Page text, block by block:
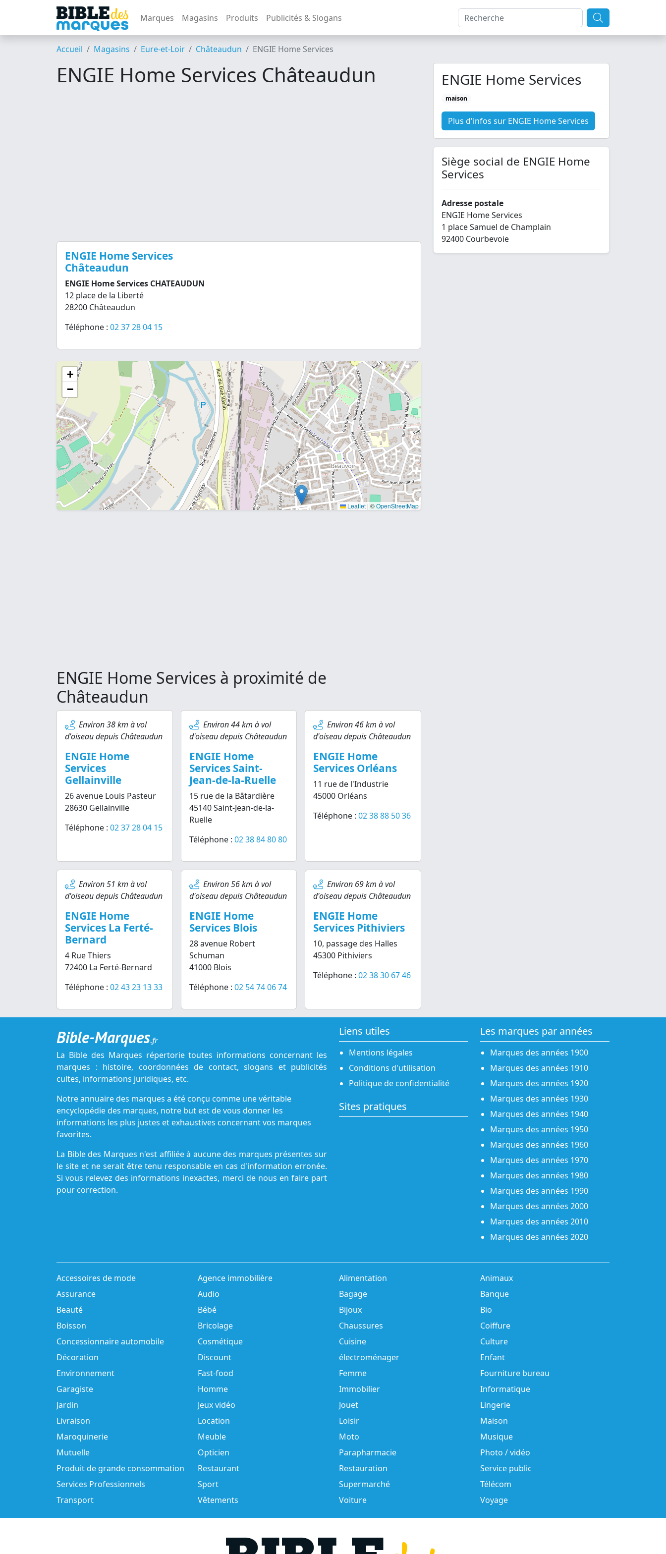
Marques Magasins Produits Publicités & Slogans
Accueil Magasins Eure-et-Loir Châteaudun ENGIE Home Services
ENGIE Home Services Châteaudun
ENGIE Home Services
Châteaudun
ENGIE Home Services CHATEAUDUN
12 place de la Liberté
28200 Châteaudun
Téléphone : 02 37 28 04 15
+
−
Leaflet | ©OpenStreetMap
ENGIE Home Services à proximité de
Châteaudun
Environ 38 km à vol
d'oiseau depuis Châteaudun
ENGIE Home
Services
Gellainville
26 avenue Louis Pasteur
28630 Gellainville
Téléphone : 02 37 28 04 15
Environ 44 km à vol
d'oiseau depuis Châteaudun
ENGIE Home
Services Saint-
Jean-de-la-Ruelle
15 rue de la Bâtardière
45140 Saint-Jean-de-la-
Ruelle
Téléphone : 02 38 84 80 80
Environ 46 km à vol
d'oiseau depuis Châteaudun
ENGIE Home
Services Orléans
11 rue de l'Industrie
45000 Orléans
Téléphone :02 38 88 50 36
Environ 51 km à vol
d'oiseau depuis Châteaudun
ENGIE Home
Services La Ferté-
Bernard
4 Rue Thiers
72400 La Ferté-Bernard
Téléphone : 02 43 23 13 33
Environ 56 km à vol
d'oiseau depuis Châteaudun
ENGIE Home
Services Blois
28 avenue Robert
Schuman
41000 Blois
Téléphone : 02 54 74 06 74
Environ 69 km à vol
d'oiseau depuis Châteaudun
ENGIE Home
Services Pithiviers
10, passage des Halles
45300 Pithiviers
Téléphone :02 38 30 67 46
ENGIE Home Services
maison
Plus d'infos sur ENGIE Home Services
Siège social de ENGIE Home
Services
Adresse postale
ENGIE Home Services
1 place Samuel de Champlain
92400 Courbevoie
Bible-Marques.fr
La Bible des Marques répertorie toutes informations concernant les
marques : histoire, coordonnées de contact, slogans et publicités
cultes, informations juridiques, etc.
Notre annuaire des marques a été conçu comme une véritable
encyclopédie des marques, notre but est de vous donner les
informations les plus justes et exhaustives concernant vos marques
favorites.
La Bible des Marques n'est affiliée à aucune des marques présentes sur
le site et ne serait être tenu responsable en cas d'information erronée.
Si vous relevez des informations inexactes, merci de nous en faire part
pour correction.
Liens utiles
Mentions légales
Conditions d'utilisation
Politique de confidentialité
Sites pratiques
Les marques par années
Marques des années 1900
Marques des années 1910
Marques des années 1920
Marques des années 1930
Marques des années 1940
Marques des années 1950
Marques des années 1960
Marques des années 1970
Marques des années 1980
Marques des années 1990
Marques des années 2000
Marques des années 2010
Marques des années 2020
Accessoires de mode Agence immobilière Alimentation
Animaux
Assurance
Audio Bagage
Banque
Beauté
Bébé Bijoux
Bio
Boisson
Bricolage Chaussures
Coiffure
Concessionnaire automobile
Cosmétique Cuisine
Culture
Décoration
Discount électroménager
Enfant
Environnement
Fast-food Femme
Fourniture bureau
Garagiste
Homme Immobilier
Informatique
Jardin
Jeux vidéo Jouet
Lingerie
Livraison
Location Loisir
Maison
Maroquinerie
Meuble Moto
Musique
Mutuelle
Opticien Parapharmacie
Photo / vidéo
Produit de grande consommation
Restaurant Restauration
Service public
Services Professionnels
Sport Supermarché
Télécom
Transport
Vêtements Voiture Voyage